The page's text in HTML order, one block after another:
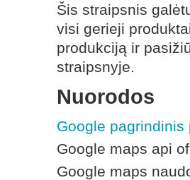
Šis straipsnis
visi gerieji
produkciją ir
straipsnyje.
Nuorodos
Google pagrindinis
Google maps api
Google maps